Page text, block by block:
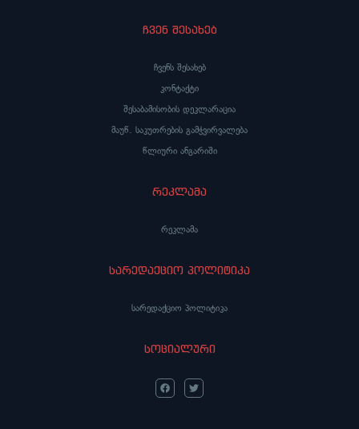
ჩვენ შესახებ
ჩვენს შესახებ
კონტაქტი
შესაბამისობის დეკლარაცია
მაუწ. საკუთრების გამჭვირვალება
წლიური ანგარიში
რეკლამა
რეკლამა
სარედაქციო პოლიტიკა
სარედაქციო პოლიტიკა
სოციალური